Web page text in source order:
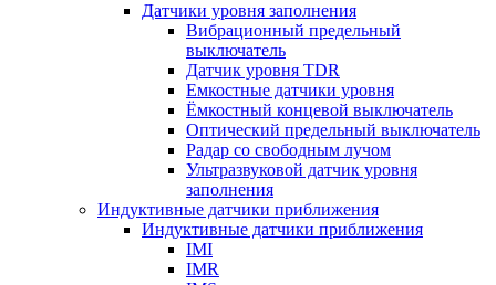
Датчики уровня заполнения
Вибрационный предельный
выключатель
Датчик уровня TDR
Емкостные датчики уровня
Ёмкостный концевой выключатель
Оптический предельный выключатель
Радар со свободным лучом
Ультразвуковой датчик уровня
заполнения
Индуктивные датчики приближения
Индуктивные датчики приближения
IMI
IMR